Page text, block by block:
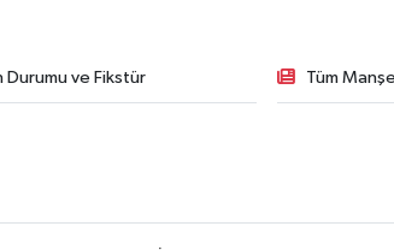
Durumu ve Fikstür Tüm